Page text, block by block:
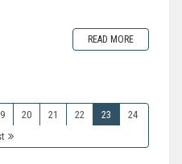
READ MORE
20 21 22 23
24